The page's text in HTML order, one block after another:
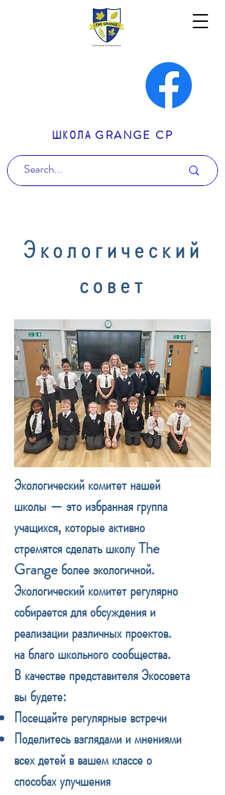
ШКОЛА GRANGE CP
Экологический
совет
Экологический комитет нашей
школы — это избранная группа
учащихся, которые активно
стремятся сделать школу The
Grange более экологичной.
Экологический комитет регулярно
собирается для обсуждения и
реализации различных проектов.
на благо школьного сообщества.
В качестве представителя Экосовета
вы будете:
Посещайте регулярные встречи
Поделитесь взглядами и мнениями
всех детей в вашем классе о
способах улучшения